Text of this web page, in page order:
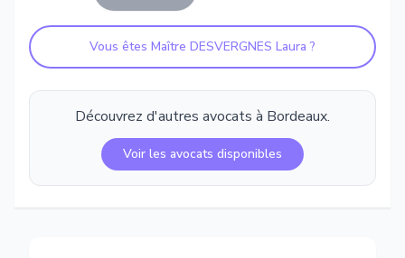
Vous êtes Maître DESVERGNES Laura ?
Découvrez d'autres avocats à Bordeaux.
Voir les avocats disponibles